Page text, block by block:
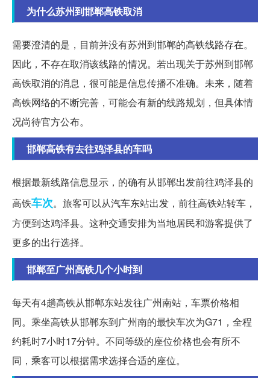
为什么苏州到邯郸高铁取消
需要澄清的是，目前并没有苏州到邯郸的高铁线路存在。
因此，不存在取消该线路的情况。若出现关于苏州到邯郸
高铁取消的消息，很可能是信息传播不准确。未来，随着
高铁网络的不断完善，可能会有新的线路规划，但具体情
况尚待官方公布。
邯郸高铁有去往鸡泽县的车吗
根据最新线路信息显示，的确有从邯郸出发前往鸡泽县的
高铁车次。旅客可以从汽车东站出发，前往高铁站转车，
方便到达鸡泽县。这种交通安排为当地居民和游客提供了
更多的出行选择。
邯郸至广州高铁几个小时到
每天有4趟高铁从邯郸东站发往广州南站，车票价格相
同。乘坐高铁从邯郸东到广州南的最快车次为G71，全程
约耗时7小时17分钟。不同等级的座位价格也会有所不
同，乘客可以根据需求选择合适的座位。